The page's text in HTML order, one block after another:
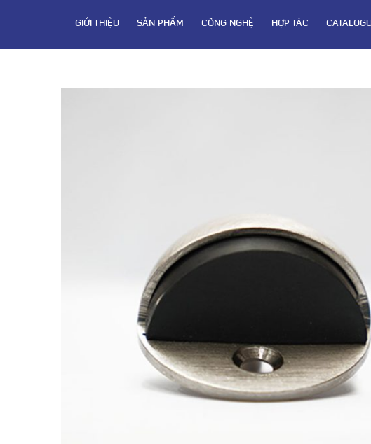
GIỚI THIỆU SẢN PHẨM CÔNG NGHỆ HỢP TÁC